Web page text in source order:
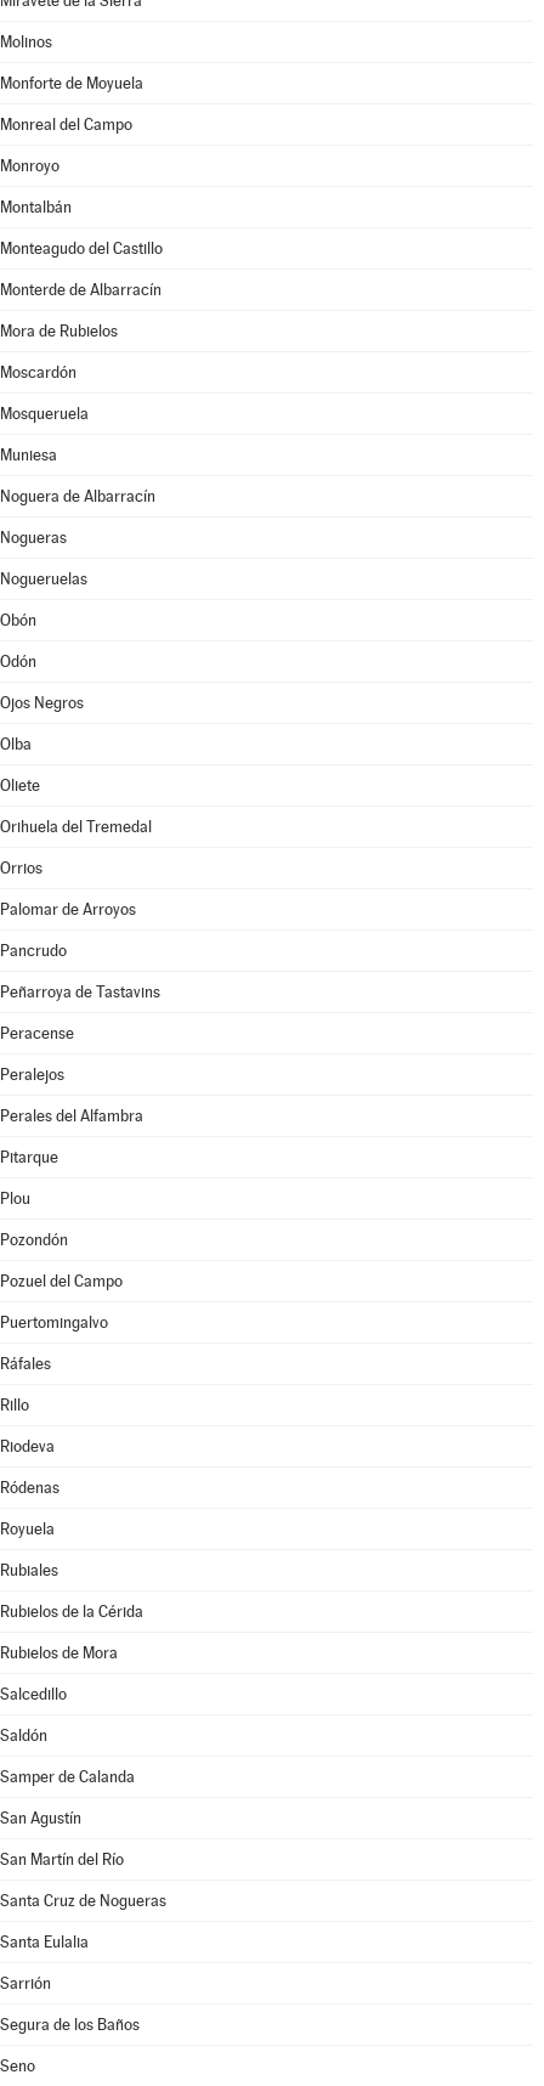
Molinos
Monforte de Moyuela
Monreal del Campo
Monroyo
Montalbán
Monteagudo del Castillo
Monterde de Albarracín
Mora de Rubielos
Moscardón
Mosqueruela
Muniesa
Noguera de Albarracín
Nogueras
Nogueruelas
Obón
Odón
Ojos Negros
Olba
Oliete
Orihuela del Tremedal
Orrios
Palomar de Arroyos
Pancrudo
Peñarroya de Tastavins
Peracense
Peralejos
Perales del Alfambra
Pitarque
Plou
Pozondón
Pozuel del Campo
Puertomingalvo
Ráfales
Rillo
Riodeva
Ródenas
Royuela
Rubiales
Rubielos de la Cérida
Rubielos de Mora
Salcedillo
Saldón
Samper de Calanda
San Agustín
San Martín del Río
Santa Cruz de Nogueras
Santa Eulalia
Sarrión
Segura de los Baños
Seno